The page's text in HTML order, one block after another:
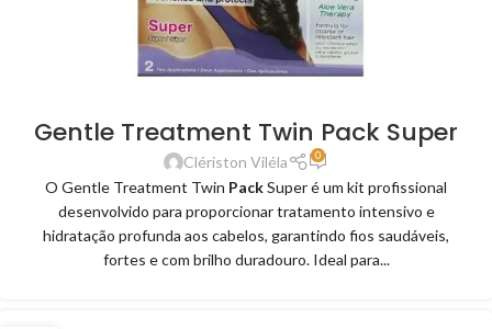
Gentle Treatment Twin Pack Super
Clériston Viléla 0
O Gentle Treatment Twin PackSuper é um kit profissional
desenvolvido para proporcionar tratamento intensivo e
hidratação profunda aos cabelos, garantindo fios saudáveis,
fortes e com brilho duradouro. Ideal para...